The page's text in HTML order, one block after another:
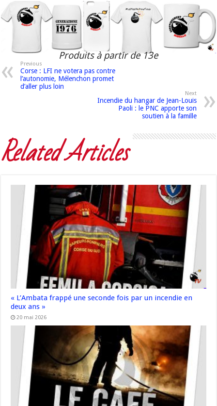
Produits à partir de 13e
Previous
Corse : LFI ne votera pas contre
l’autonomie, Mélenchon promet
d’aller plus loin
Next
Incendie du hangar de Jean-Louis
Paoli : le PNC apporte son
soutien à la famille
Related Articles
« L’Ambata frappé une seconde fois par un incendie en
deux ans »
20 mai 2026